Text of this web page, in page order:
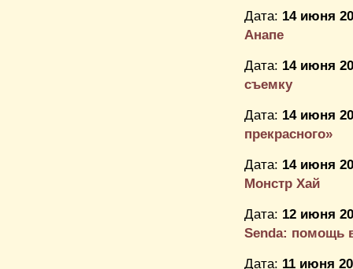
Дата: 14 июня
Анапе
Дата: 14 июня
съемку
Дата: 14 июня
прекрасного»
Дата: 14 июня
Монстр Хай
Дата: 12 июня
Senda: помощь
Дата: 11 июня